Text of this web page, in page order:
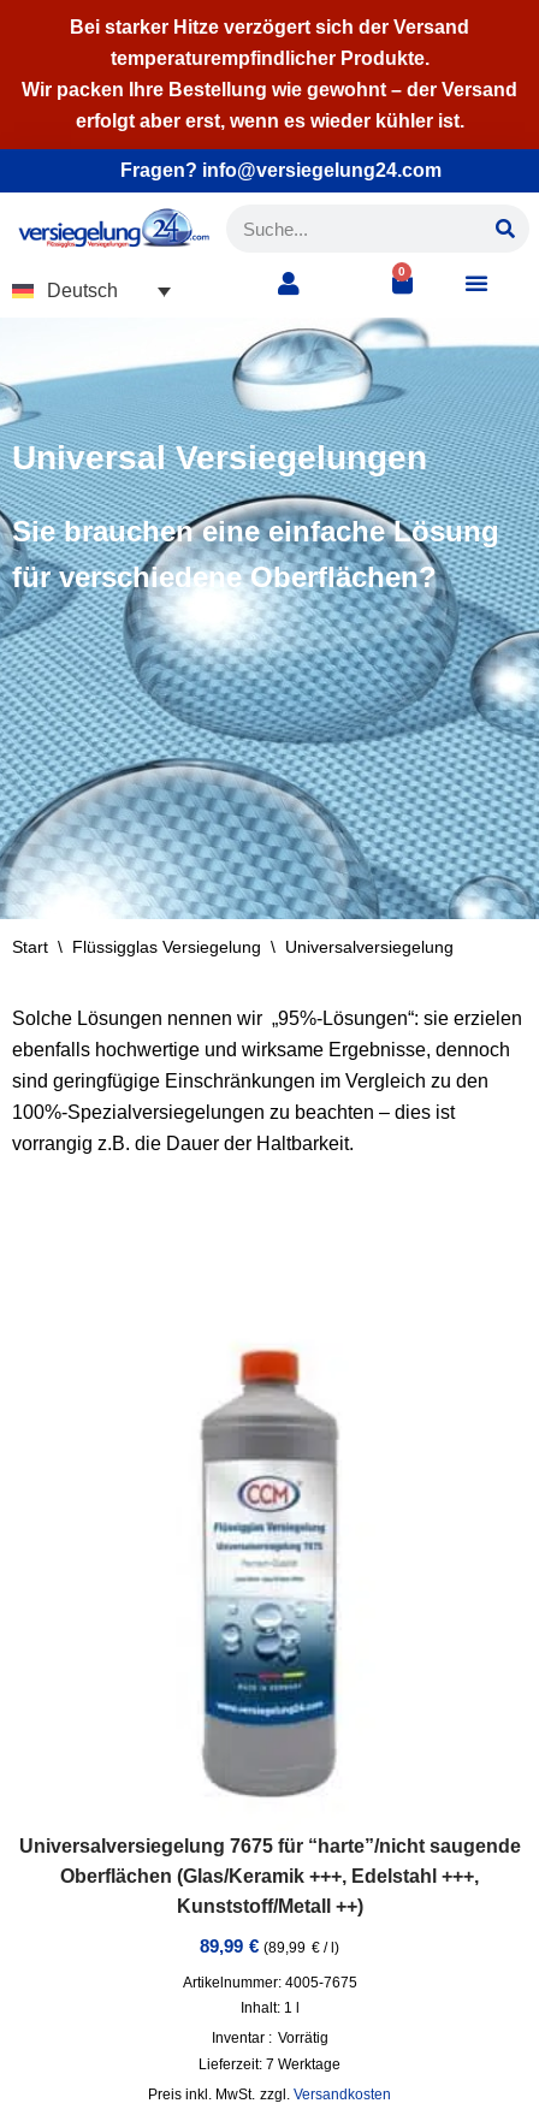
Inhalt
springen
Bei starker Hitze verzögert sich der Versand
temperaturempfindlicher Produkte.
Wir packen Ihre Bestellung wie gewohnt – der Versand
erfolgt aber erst, wenn es wieder kühler ist.
Fragen? info@versiegelung24.com
Deutsch
0
Universal Versiegelungen
Sie brauchen eine einfache Lösung
für verschiedene Oberflächen?
Start \ Flüssigglas Versiegelung \ Universalversiegelung
Solche Lösungen nennen wir „95%-Lösungen“: sie erzielen
ebenfalls hochwertige und wirksame Ergebnisse, dennoch
sind geringfügige Einschränkungen im Vergleich zu den
100%-Spezialversiegelungen zu beachten – dies ist
vorrangig z.B. die Dauer der Haltbarkeit.
Universalversiegelung 7675 für “harte”/nicht saugende
Oberflächen (Glas/Keramik +++, Edelstahl +++,
Kunststoff/Metall ++)
89,99 € (89,99 € / )
Artikelnummer: 4005-7675
Inhalt: 1 l
Inventar : Vorrätig
Lieferzeit: 7 Werktage
inkl. MwSt. zzgl. Versandkosten